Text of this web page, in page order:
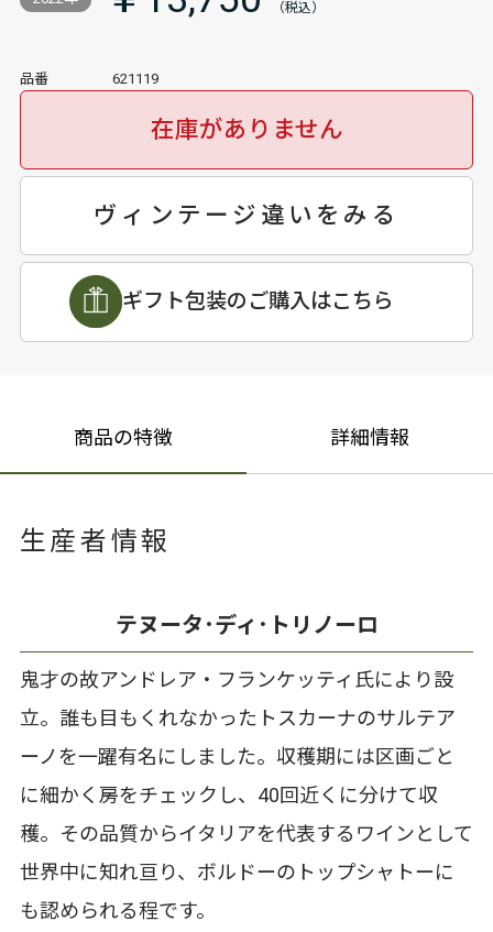
品番 621119
在庫がありません
ヴィンテージ違いをみる
ギフト包装のご購入はこちら
商品の特徴 詳細情報
生産者情報
テヌータ･ディ･トリノーロ
鬼才の故アンドレア・フランケッティ氏により設
立。誰も目もくれなかったトスカーナのサルテア
ーノを一躍有名にしました。収穫期には区画ごと
に細かく房をチェックし、40回近くに分けて収
穫。その品質からイタリアを代表するワインとして
世界中に知れ亘り、ボルドーのトップシャトーに
も認められる程です。